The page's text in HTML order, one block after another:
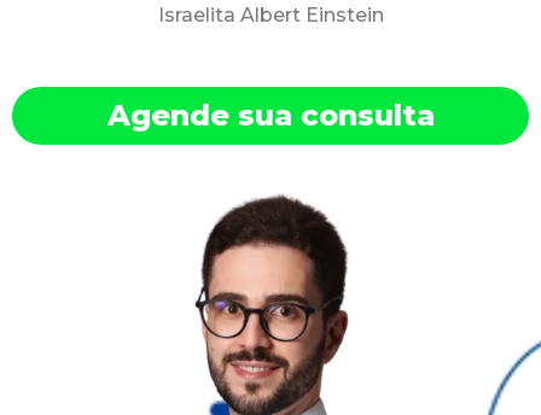
Israelita Albert Einstein
Agende sua consulta